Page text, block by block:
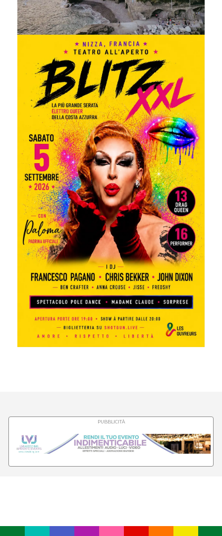
PUBBLICITÀ